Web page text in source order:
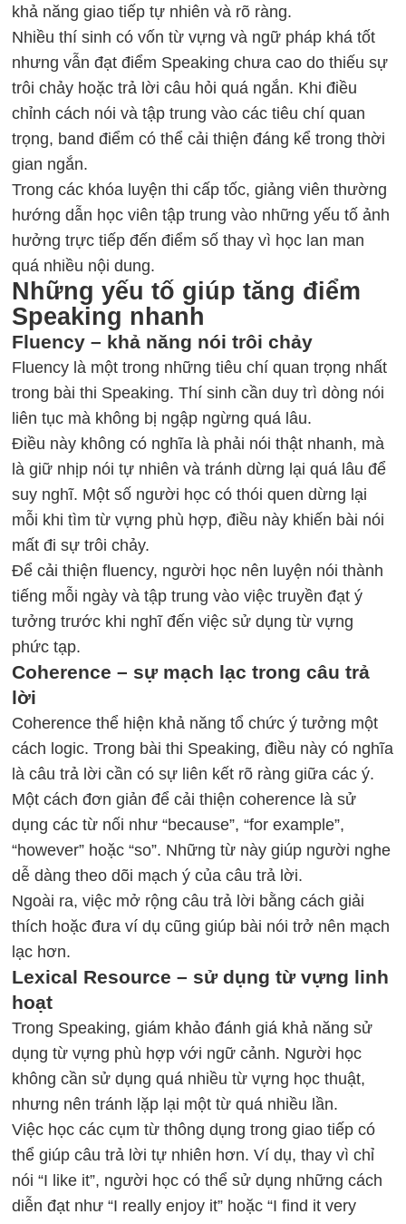
khả năng giao tiếp tự nhiên và rõ ràng.
Nhiều thí sinh có vốn từ vựng và ngữ pháp khá tốt
nhưng vẫn đạt điểm Speaking chưa cao do thiếu sự
trôi chảy hoặc trả lời câu hỏi quá ngắn. Khi điều
chỉnh cách nói và tập trung vào các tiêu chí quan
trọng, band điểm có thể cải thiện đáng kể trong thời
gian ngắn.
Trong các khóa luyện thi cấp tốc, giảng viên thường
hướng dẫn học viên tập trung vào những yếu tố ảnh
hưởng trực tiếp đến điểm số thay vì học lan man
quá nhiều nội dung.
Những yếu tố giúp tăng điểm
Speaking nhanh
Fluency – khả năng nói trôi chảy
Fluency là một trong những tiêu chí quan trọng nhất
trong bài thi Speaking. Thí sinh cần duy trì dòng nói
liên tục mà không bị ngập ngừng quá lâu.
Điều này không có nghĩa là phải nói thật nhanh, mà
là giữ nhịp nói tự nhiên và tránh dừng lại quá lâu để
suy nghĩ. Một số người học có thói quen dừng lại
mỗi khi tìm từ vựng phù hợp, điều này khiến bài nói
mất đi sự trôi chảy.
Để cải thiện fluency, người học nên luyện nói thành
tiếng mỗi ngày và tập trung vào việc truyền đạt ý
tưởng trước khi nghĩ đến việc sử dụng từ vựng
phức tạp.
Coherence – sự mạch lạc trong câu trả
lời
Coherence thể hiện khả năng tổ chức ý tưởng một
cách logic. Trong bài thi Speaking, điều này có nghĩa
là câu trả lời cần có sự liên kết rõ ràng giữa các ý.
Một cách đơn giản để cải thiện coherence là sử
dụng các từ nối như “because”, “for example”,
“however” hoặc “so”. Những từ này giúp người nghe
dễ dàng theo dõi mạch ý của câu trả lời.
Ngoài ra, việc mở rộng câu trả lời bằng cách giải
thích hoặc đưa ví dụ cũng giúp bài nói trở nên mạch
lạc hơn.
Lexical Resource – sử dụng từ vựng linh
hoạt
Trong Speaking, giám khảo đánh giá khả năng sử
dụng từ vựng phù hợp với ngữ cảnh. Người học
không cần sử dụng quá nhiều từ vựng học thuật,
nhưng nên tránh lặp lại một từ quá nhiều lần.
Việc học các cụm từ thông dụng trong giao tiếp có
thể giúp câu trả lời tự nhiên hơn. Ví dụ, thay vì chỉ
nói “I like it”, người học có thể sử dụng những cách
diễn đạt như “I really enjoy it” hoặc “I find it very